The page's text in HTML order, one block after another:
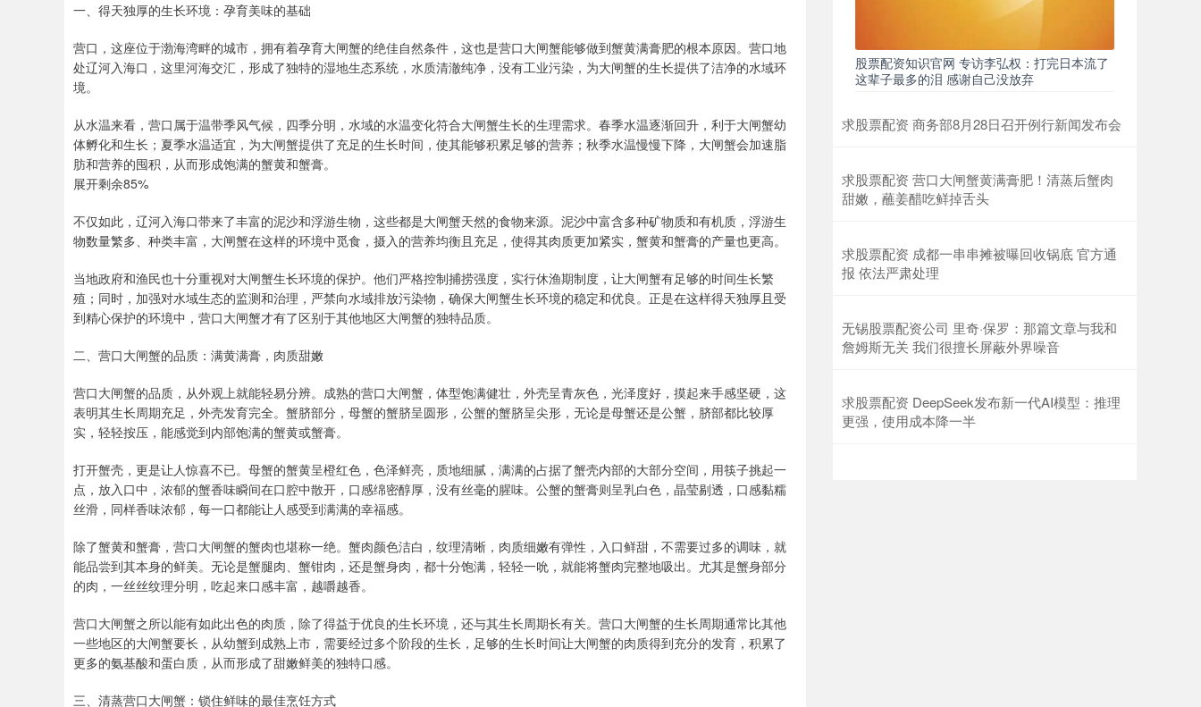
一、得天独厚的生长环境：孕育美味的基础
营口，这座位于渤海湾畔的城市，拥有着孕育大闸蟹的绝佳自然条件，这也是营口大闸蟹能够做到蟹黄满膏肥的根本原因。营口地
处辽河入海口，这里河海交汇，形成了独特的湿地生态系统，水质清澈纯净，没有工业污染，为大闸蟹的生长提供了洁净的水域环
境。
从水温来看，营口属于温带季风气候，四季分明，水域的水温变化符合大闸蟹生长的生理需求。春季水温逐渐回升，利于大闸蟹幼
体孵化和生长；夏季水温适宜，为大闸蟹提供了充足的生长时间，使其能够积累足够的营养；秋季水温慢慢下降，大闸蟹会加速脂
肪和营养的囤积，从而形成饱满的蟹黄和蟹膏。
展开剩余85%
不仅如此，辽河入海口带来了丰富的泥沙和浮游生物，这些都是大闸蟹天然的食物来源。泥沙中富含多种矿物质和有机质，浮游生
物数量繁多、种类丰富，大闸蟹在这样的环境中觅食，摄入的营养均衡且充足，使得其肉质更加紧实，蟹黄和蟹膏的产量也更高。
当地政府和渔民也十分重视对大闸蟹生长环境的保护。他们严格控制捕捞强度，实行休渔期制度，让大闸蟹有足够的时间生长繁
殖；同时，加强对水域生态的监测和治理，严禁向水域排放污染物，确保大闸蟹生长环境的稳定和优良。正是在这样得天独厚且受
到精心保护的环境中，营口大闸蟹才有了区别于其他地区大闸蟹的独特品质。
二、营口大闸蟹的品质：满黄满膏，肉质甜嫩
营口大闸蟹的品质，从外观上就能轻易分辨。成熟的营口大闸蟹，体型饱满健壮，外壳呈青灰色，光泽度好，摸起来手感坚硬，这
表明其生长周期充足，外壳发育完全。蟹脐部分，母蟹的蟹脐呈圆形，公蟹的蟹脐呈尖形，无论是母蟹还是公蟹，脐部都比较厚
实，轻轻按压，能感觉到内部饱满的蟹黄或蟹膏。
打开蟹壳，更是让人惊喜不已。母蟹的蟹黄呈橙红色，色泽鲜亮，质地细腻，满满的占据了蟹壳内部的大部分空间，用筷子挑起一
点，放入口中，浓郁的蟹香味瞬间在口腔中散开，口感绵密醇厚，没有丝毫的腥味。公蟹的蟹膏则呈乳白色，晶莹剔透，口感黏糯
丝滑，同样香味浓郁，每一口都能让人感受到满满的幸福感。
除了蟹黄和蟹膏，营口大闸蟹的蟹肉也堪称一绝。蟹肉颜色洁白，纹理清晰，肉质细嫩有弹性，入口鲜甜，不需要过多的调味，就
能品尝到其本身的鲜美。无论是蟹腿肉、蟹钳肉，还是蟹身肉，都十分饱满，轻轻一吮，就能将蟹肉完整地吸出。尤其是蟹身部分
的肉，一丝丝纹理分明，吃起来口感丰富，越嚼越香。
营口大闸蟹之所以能有如此出色的肉质，除了得益于优良的生长环境，还与其生长周期长有关。营口大闸蟹的生长周期通常比其他
一些地区的大闸蟹要长，从幼蟹到成熟上市，需要经过多个阶段的生长，足够的生长时间让大闸蟹的肉质得到充分的发育，积累了
更多的氨基酸和蛋白质，从而形成了甜嫩鲜美的独特口感。
三、清蒸营口大闸蟹：锁住鲜味的最佳烹饪方式
股票配资知识官网 专访李弘权：打完日本流了
这辈子最多的泪 感谢自己没放弃
求股票配资 商务部8月28日召开例行新闻发布会
求股票配资 营口大闸蟹黄满膏肥！清蒸后蟹肉
甜嫩，蘸姜醋吃鲜掉舌头
求股票配资 成都一串串摊被曝回收锅底 官方通
报 依法严肃处理
无锡股票配资公司 里奇·保罗：那篇文章与我和
詹姆斯无关 我们很擅长屏蔽外界噪音
求股票配资 DeepSeek发布新一代AI模型：推理
更强，使用成本降一半